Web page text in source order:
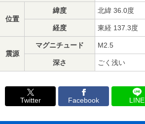
位置
緯度 北緯 36.0度
経度 東経 137.3度
震源
マグニチュード M2.5
深さ ごく浅い
Twitter Facebook LINE